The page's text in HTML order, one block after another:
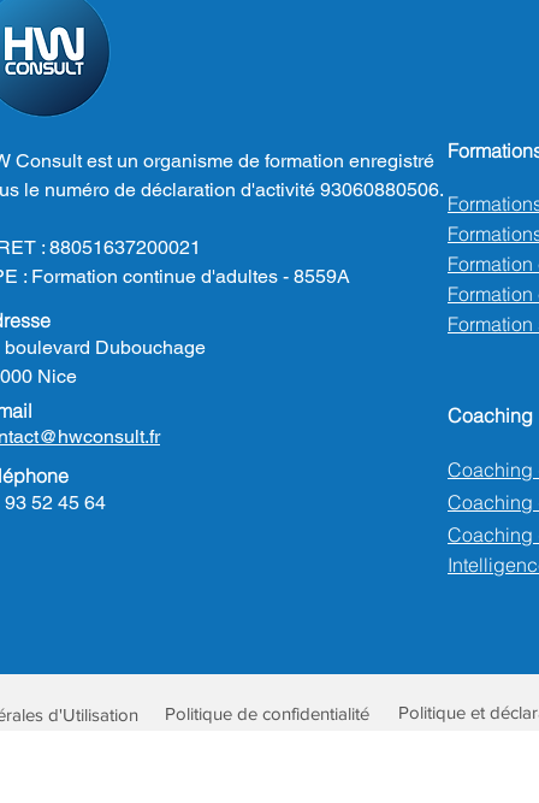
Consult est un organisme de formation enregistré
le numéro de déclaration d'activité 93060880506.
: 88051637200021
: Formation continue d'adultes - 8559A
boulevard Dubouchage
Nice
93 52 45 64
Coaching
Coaching
Coaching
d'Utilisation Politique de confidentialité Politique et